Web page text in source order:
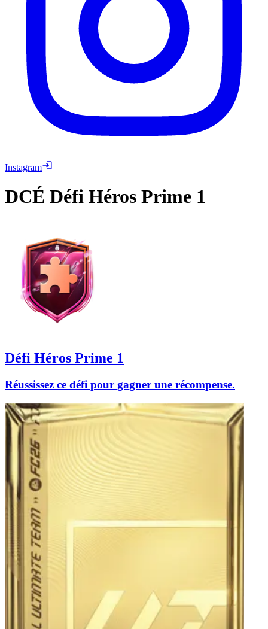
Instagram
DCÉ Défi Héros Prime 1
Défi Héros Prime 1
Réussissez ce défi pour gagner une récompense.